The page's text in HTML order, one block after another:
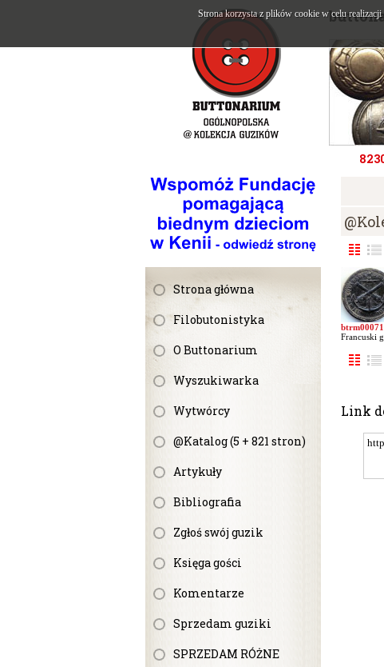
Strona główna
Filobutonistyka
O Buttonarium
Wyszukiwarka
Wytwórcy
@Katalog (5 + 821 stron)
Artykuły
Bibliografia
Zgłoś swój guzik
Księga gości
Komentarze
Sprzedam guziki
SPRZEDAM RÓŻNE
Francuski
Link
Strona korzysta z plików cookie w celu realizacji